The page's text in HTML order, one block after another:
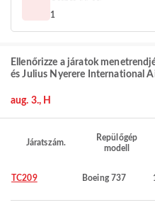
1
Ellenőrizze a járatok
és Julius Nyerere International
aug. 3., H
Járatszám.
Repülőgép
modell
TC209 Boeing 737